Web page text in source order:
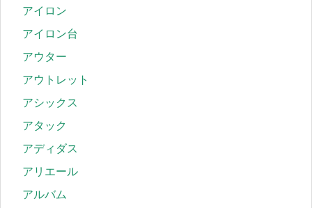
アイロン
アイロン台
アウター
アウトレット
アシックス
アタック
アディダス
アリエール
アルバム